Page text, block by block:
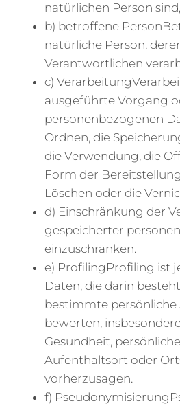
natürlichen Person
b) betroffene
natürliche Person,
Verantwortlichen
c)
ausgeführte Vorgang
personenbezogenen
Ordnen, die
die Verwendung, die
Form der
Löschen oder die
d) Einschränkung der
gespeicherter
einzuschränken.
e) ProfilingProfiling ist
Daten, die darin
bestimmte persönliche
bewerten,
Gesundheit,
Aufenthaltsort oder
vorherzusagen.
f)